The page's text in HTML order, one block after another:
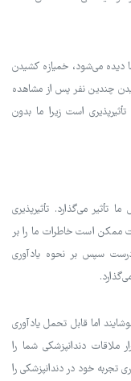
ما دیده می‌شود، خمیازه کشیدن
چندین نفر پس از مشاهده
است زیرا ما بدون
تأثیر می‌گذارد. تأثیرپذیری
ممکن است خاطرات ما را بر
سپس بر نحوه یادآوری
اما قابل تحمل یادآوری
دندانپزشکی شما را
خود در دندانپزشکی را